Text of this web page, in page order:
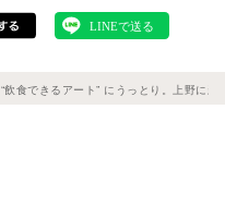
“飲食できるアート” にうっとり。上野に